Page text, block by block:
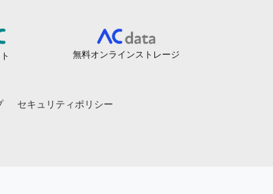
無料オンラインストレージ
セキュリティポリシー